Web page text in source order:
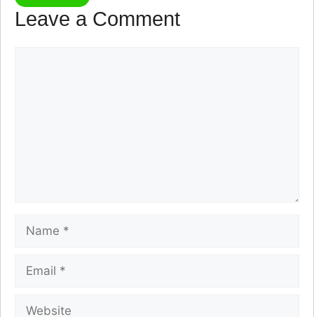
Leave a Comment